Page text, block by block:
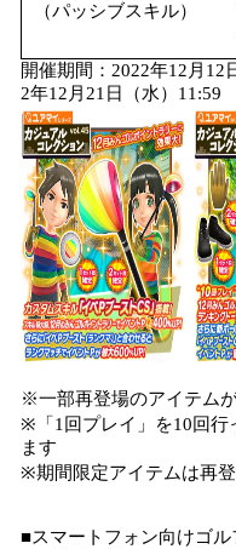
（パッシブスキル）
開催期間：2022年12月12
2年12月21日（水）11:59
※一部再登場のアイテム
※「1回プレイ」を10回行
ます
※期間限定アイテムは再
■スマートフォン向けゴ